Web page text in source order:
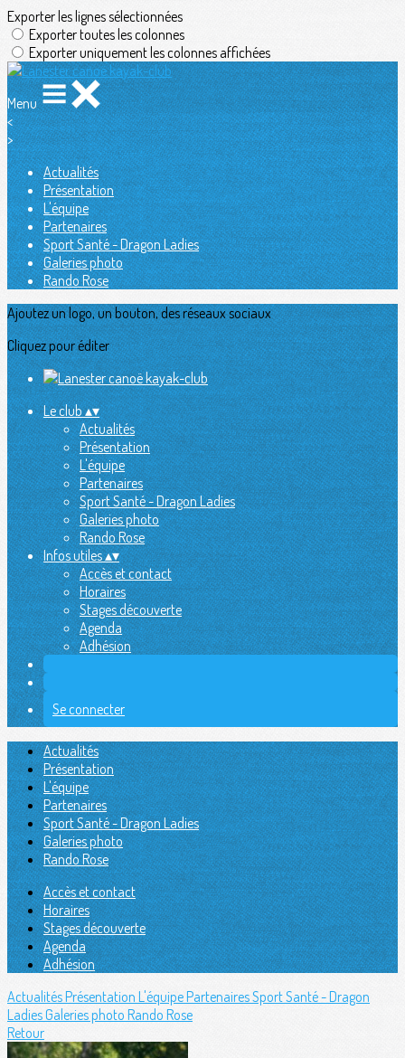
Exporter les lignes sélectionnées
Exporter toutes les colonnes
Exporter uniquement les colonnes affichées
Menu
<
>
Actualités
Présentation
L'équipe
Partenaires
Sport Santé - Dragon Ladies
Galeries photo
Rando Rose
Ajoutez un logo, un bouton, des réseaux sociaux
Cliquez pour éditer
Le club▴▾
Actualités
Présentation
L'équipe
Partenaires
Sport Santé - Dragon Ladies
Galeries photo
Rando Rose
Infos utiles▴▾
Accès et contact
Horaires
Stages découverte
Agenda
Adhésion
Se connecter
Actualités
Présentation
L'équipe
Partenaires
Sport Santé - Dragon Ladies
Galeries photo
Rando Rose
Accès et contact
Horaires
Stages découverte
Agenda
Adhésion
ActualitésPrésentation L'équipePartenairesSport Santé - Dragon
LadiesGaleries photo Rando Rose
Retour